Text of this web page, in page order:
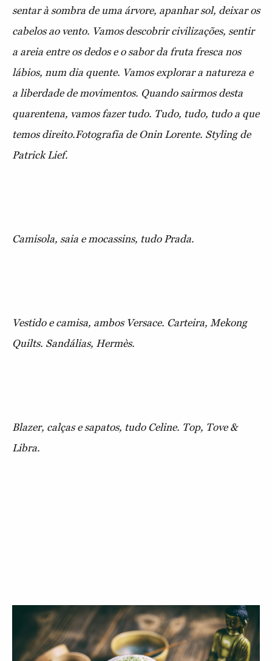
sentar à sombra de uma árvore, apanhar sol, deixar os
cabelos ao vento. Vamos descobrir civilizações, sentir
a areia entre os dedos e o sabor da fruta fresca nos
lábios, num dia quente. Vamos explorar a natureza e
a liberdade de movimentos. Quando sairmos desta
quarentena, vamos fazer tudo. Tudo, tudo, tudo a que
temos direito.Fotografia de Onin Lorente. Styling de
Patrick Lief.
Camisola, saia e mocassins, tudo Prada.
Vestido e camisa, ambos Versace. Carteira, Mekong
Quilts. Sandálias, Hermès.
Blazer, calças e sapatos, tudo Celine. Top, Tove &
Libra.